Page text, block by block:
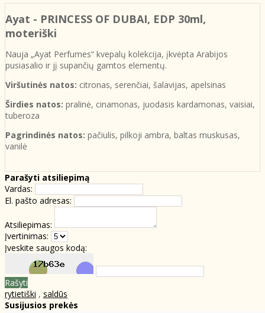
Ayat - PRINCESS OF DUBAI, EDP 30ml,
moteriški
Nauja „Ayat Perfumes“ kvepalų kolekcija, įkvėpta Arabijos
pusiasalio ir jį supančių gamtos elementų.
Viršutinės natos: citronas, serenčiai, šalavijas, apelsinas
Širdies natos: pralinė, cinamonas, juodasis kardamonas, vaisiai,
tuberoza
Pagrindinės natos: pačiulis, pilkoji ambra, baltas muskusas,
vanilė
Parašyti atsiliepimą
Vardas:
El. pašto adresas:
Atsiliepimas:
Įvertinimas:
Įveskite saugos kodą:
Rašyti
rytietiški , saldūs
Susijusios prekės